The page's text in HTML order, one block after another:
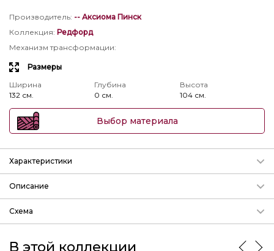
Производитель: -- Аксиома Пинск
Коллекция: Редфорд
Механизм трансформации:
Размеры
Ширина
132 см.
Глубина
0 см.
Высота
104 см.
Выбор материала
Характеристики
Подробнее о механизмах
params.param_3
132 см.
Описание
1040-1050
Схема
В этой коллекции